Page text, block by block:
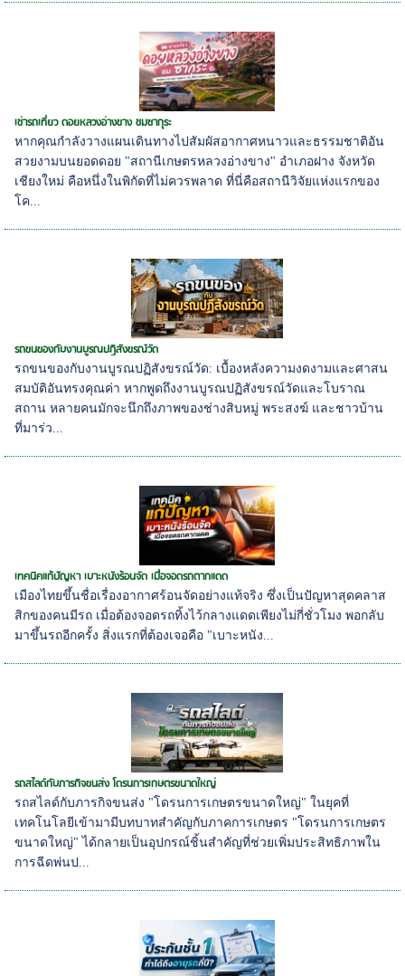
เช่ารถเที่ยว ดอยหลวงอ่างขาง ชมซากุระ
หากคุณกำลังวางแผนเดินทางไปสัมผัสอากาศหนาวและธรรมชาติอัน
สวยงามบนยอดดอย "สถานีเกษตรหลวงอ่างขาง" อำเภอฝาง จังหวัด
เชียงใหม่ คือหนึ่งในพิกัดที่ไม่ควรพลาด ที่นี่คือสถานีวิจัยแห่งแรกของ
โค...
รถขนของกับงานบูรณปฏิสังขรณ์วัด
รถขนของกับงานบูรณปฏิสังขรณ์วัด: เบื้องหลังความงดงามและศาสน
สมบัติอันทรงคุณค่า หากพูดถึงงานบูรณปฏิสังขรณ์วัดและโบราณ
สถาน หลายคนมักจะนึกถึงภาพของช่างสิบหมู่ พระสงฆ์ และชาวบ้าน
ที่มาร่ว...
เทคนิคแก้ปัญหา เบาะหนังร้อนจัด เมื่อจอดรถตากแดด
เมืองไทยขึ้นชื่อเรื่องอากาศร้อนจัดอย่างแท้จริง ซึ่งเป็นปัญหาสุดคลาส
สิกของคนมีรถ เมื่อต้องจอดรถทิ้งไว้กลางแดดเพียงไม่กี่ชั่วโมง พอกลับ
มาขึ้นรถอีกครั้ง สิ่งแรกที่ต้องเจอคือ "เบาะหนัง...
รถสไลด์กับภารกิจขนส่ง โดรนการเกษตรขนาดใหญ่
รถสไลด์กับภารกิจขนส่ง "โดรนการเกษตรขนาดใหญ่" ในยุคที่
เทคโนโลยีเข้ามามีบทบาทสำคัญกับภาคการเกษตร "โดรนการเกษตร
ขนาดใหญ่" ได้กลายเป็นอุปกรณ์ชิ้นสำคัญที่ช่วยเพิ่มประสิทธิภาพใน
การฉีดพ่นป...